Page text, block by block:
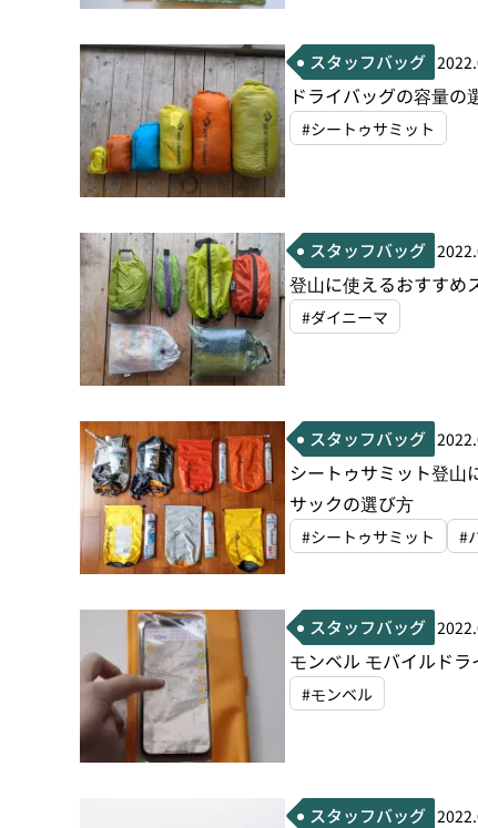
スタッフバッグ
ドライバッグの容量
#シートゥサミット
スタッフバッグ
登山に使えるおすすめ
#ダイニーマ
スタッフバッグ
シートゥサミット登山
サックの選び方
#シートゥサミット #
スタッフバッグ
モンベル モバイルド
#モンベル
スタッフバッグ